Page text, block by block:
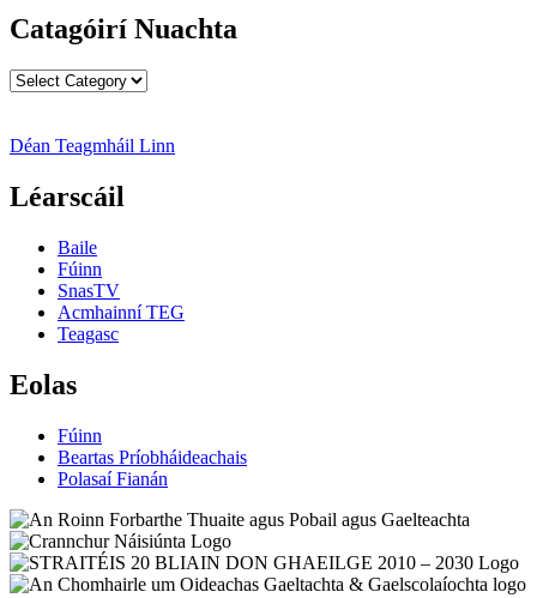
Catagóirí Nuachta
Catagóirí
Déan Teagmháil Linn
Léarscáil
Baile
Fúinn
SnasTV
Acmhainní TEG
Teagasc
Eolas
Fúinn
Beartas Príobháideachais
Polasaí Fianán